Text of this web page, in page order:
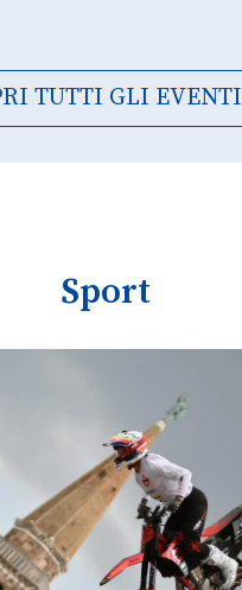
TUTTI GLI EVENTI
Sport